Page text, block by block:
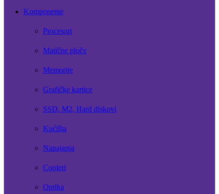
Komponente
Procesori
Matične ploče
Memorije
Grafičke kartice
SSD, M2, Hard diskovi
Kućišta
Napajanja
Cooleri
Optika